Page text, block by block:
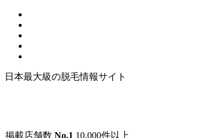
日本最大級の脱毛情報サイト
掲載店舗数 No.1 10,000件以上